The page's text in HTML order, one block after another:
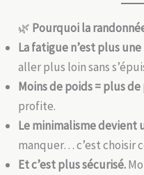
🌿 Pourquoi la
La fatigue n’est plus
aller plus loin sans
Moins de poids = plus de
profite.
Le minimalisme devient
manquer… c’est choisir
Et c’est plus sécurisé.